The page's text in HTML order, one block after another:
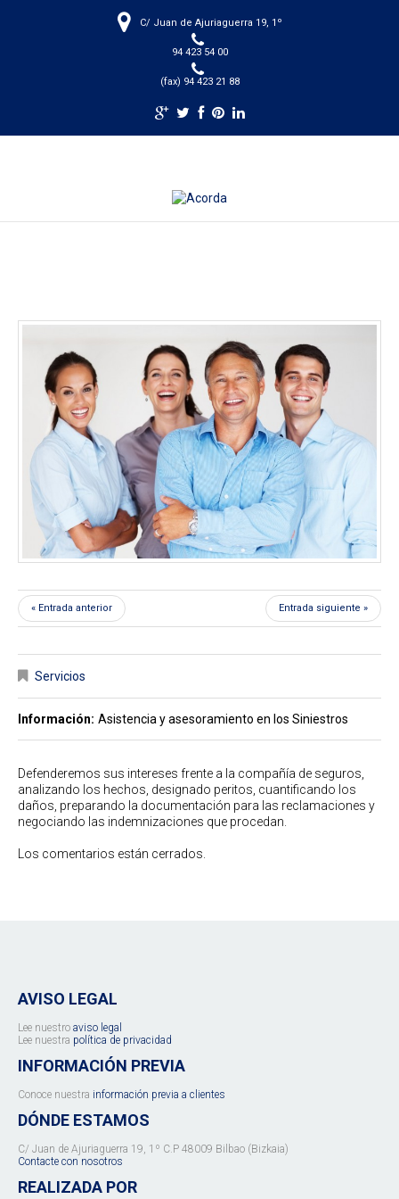
C/ Juan de Ajuriaguerra 19, 1º
94 423 54 00
(fax) 94 423 21 88
« Entrada anterior Entrada siguiente »
Servicios
Información: Asistencia y asesoramiento en los Siniestros
Defenderemos sus intereses frente a la compañía de seguros,
analizando los hechos, designado peritos, cuantificando los
daños, preparando la documentación para las reclamaciones y
negociando las indemnizaciones que procedan.
Los comentarios están cerrados.
AVISO LEGAL
Lee nuestro aviso legal
Lee nuestra política de privacidad
INFORMACIÓN PREVIA
Conoce nuestra información previa a clientes
DÓNDE ESTAMOS
C/ Juan de Ajuriaguerra 19, 1º C.P 48009 Bilbao (Bizkaia)
Contacte con nosotros
REALIZADA POR